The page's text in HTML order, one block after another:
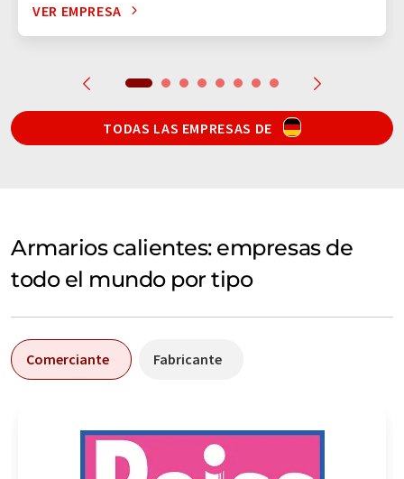
VER EMPRESA
TODAS LAS EMPRESAS DE
Armarios calientes: empresas de
todo el mundo por tipo
Comerciante Fabricante